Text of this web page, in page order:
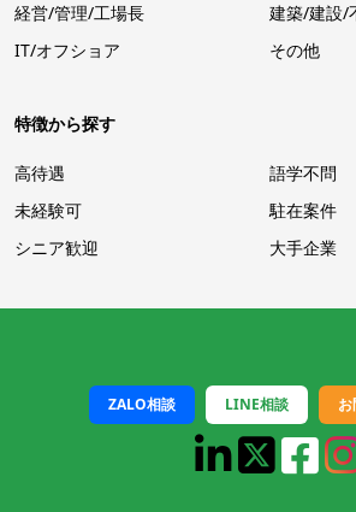
経営/管理/工場長
建築/建設/
IT/オフショア
その他
特徴から探す
高待遇
語学不問
未経験可
駐在案件
シニア歓迎
大手企業
ZALO相談 LINE相談